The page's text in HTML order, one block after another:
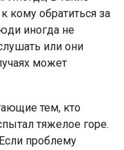
кому обратиться за
иногда не
или они
может
тем, кто
тяжелое горе.
проблему